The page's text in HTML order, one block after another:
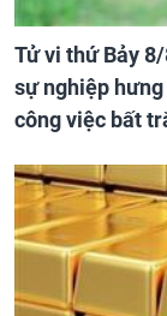
Tử vi thứ Bảy
sự nghiệp
công việc bất